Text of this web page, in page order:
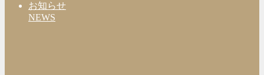
お知らせ
NEWS